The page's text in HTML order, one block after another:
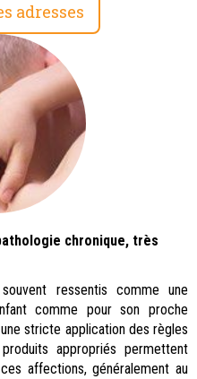
adresses
chronique, très
ressentis comme une
comme pour son proche
stricte application des règles
appropriés permettent
affections, généralement au